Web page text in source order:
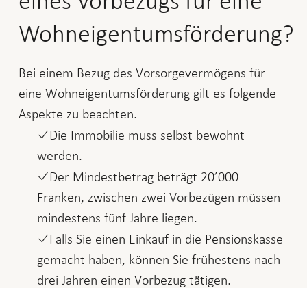
Wohneigentumsförderung?
Bei einem Bezug des Vorsorgevermögens für
eine Wohneigentumsförderung gilt es folgende
Aspekte zu beachten.
Die Immobilie muss selbst bewohnt
werden.
Der Mindestbetrag beträgt 20’000
Franken, zwischen zwei Vorbezügen müssen
mindestens fünf Jahre liegen.
Falls Sie einen Einkauf in die Pensionskasse
gemacht haben, können Sie frühestens nach
drei Jahren einen Vorbezug tätigen.